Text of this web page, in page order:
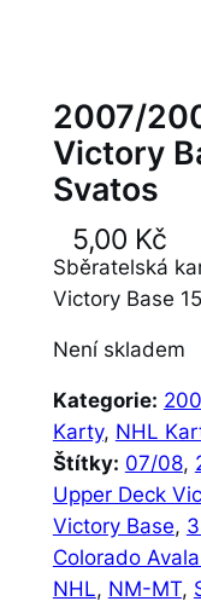
2007/
Victory
Svatos
5,00 Kč
Sběratelská
Victory Base
Není skladem
Kategorie:
Karty, NHL
Štítky: 07/08,
Upper Deck
Victory Base,
Colorado
NHL, NM-MT,